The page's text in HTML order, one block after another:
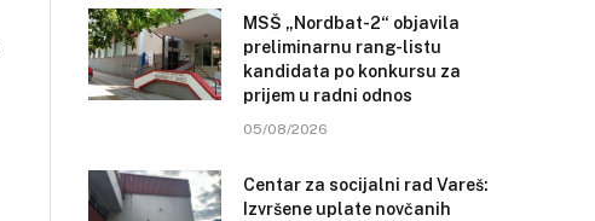
MSŠ „Nordbat-2“ objavila
preliminarnu rang-listu
kandidata po konkursu za
prijem u radni odnos
05/08/2026
Centar za socijalni rad Vareš:
Izvršene uplate novčanih